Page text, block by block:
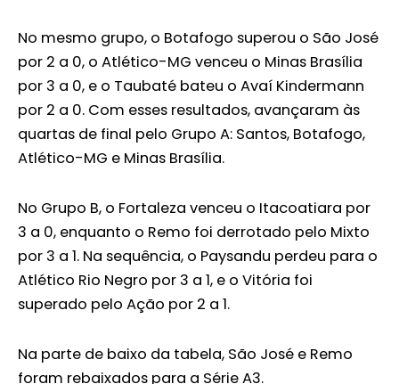
No mesmo grupo, o Botafogo superou o São José
por 2 a 0, o Atlético-MG venceu o Minas Brasília
por 3 a 0, e o Taubaté bateu o Avaí Kindermann
por 2 a 0. Com esses resultados, avançaram às
quartas de final pelo Grupo A: Santos, Botafogo,
Atlético-MG e Minas Brasília.
No Grupo B, o Fortaleza venceu o Itacoatiara por
3 a 0, enquanto o Remo foi derrotado pelo Mixto
por 3 a 1. Na sequência, o Paysandu perdeu para o
Atlético Rio Negro por 3 a 1, e o Vitória foi
superado pelo Ação por 2 a 1.
Na parte de baixo da tabela, São José e Remo
foram rebaixados para a Série A3.